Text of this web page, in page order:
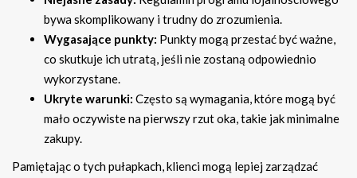
bywa skomplikowany i trudny do zrozumienia.
Wygasające punkty: Punkty mogą przestać być ważne,
co skutkuje ich utratą, jeśli nie zostaną odpowiednio
wykorzystane.
Ukryte warunki: Często są wymagania, które mogą być
mało oczywiste na pierwszy rzut oka, takie jak minimalne
zakupy.
Pamiętając o tych pułapkach, klienci mogą lepiej zarządzać